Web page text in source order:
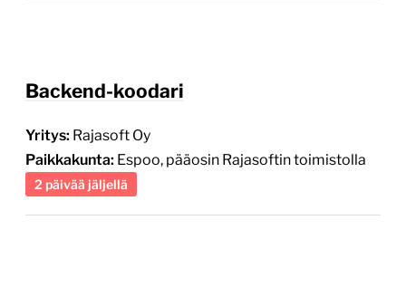
Backend-koodari
Yritys: Rajasoft Oy
Paikkakunta: Espoo, pääosin Rajasoftin toimistolla
2 päivää jäljellä